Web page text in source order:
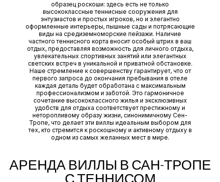
образец роскоши: здесь есть не только
высококлассные теннисные сооружения для
энтузиастов и простых игроков, но и элегантно
оформленные интерьеры, пышные сады и потрясающие
виды на средиземноморские пейзажи. Наличие
частного теннисного корта вносит особый штрих в ваш
отдых, предоставляя возможность для личного отдыха,
увлекательных спортивных занятий или элегантных
светских встреч в уникальной и приватной обстановке.
Наше стремление к совершенству гарантирует, что от
первого запроса до окончания пребывания в отеле
каждая деталь будет обработана с максимальным
профессионализмом и заботой. Это гармоничное
сочетание высококлассного жилья и эксклюзивных
удобств для отдыха соответствует престижному и
неторопливому образу жизни, синонимичному Сен-
Тропе, что делает эти виллы идеальным выбором для
тех, кто стремится к роскошному и активному отдыху в
одном из самых желанных мест в мире.
АРЕНДА ВИЛЛЫ В САН-ТРОПЕ